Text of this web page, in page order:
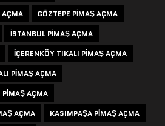
AÇMA
GÖZTEPE PIMAŞ AÇMA
ISTANBUL PIMAŞ AÇMA
IÇERENKÖY TIKALI PIMAŞ AÇMA
PIMAŞ AÇMA
PIMAŞ AÇMA
AÇMA
KASIMPAŞA PIMAŞ AÇMA